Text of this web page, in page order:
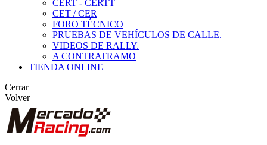
CERT - CERTT
CET / CER
FORO TÉCNICO
PRUEBAS DE VEHÍCULOS DE CALLE.
VIDEOS DE RALLY.
A CONTRATRAMO
TIENDA ONLINE
Cerrar
Volver